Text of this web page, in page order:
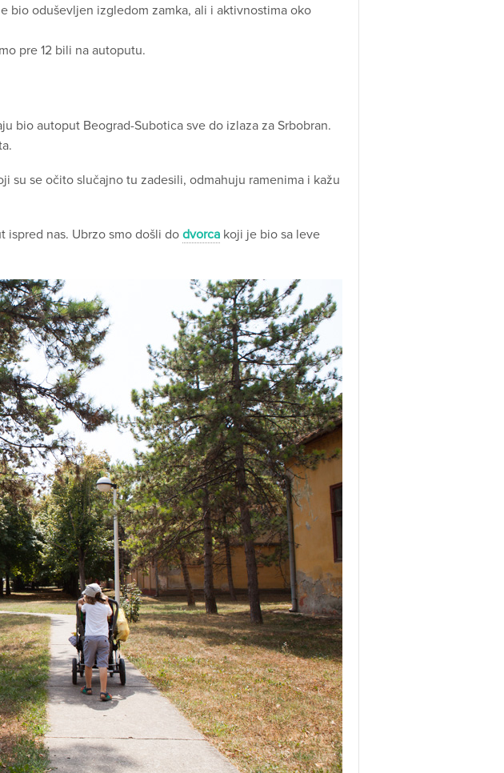
bio oduševljen izgledom zamka, ali i aktivnostima oko
pre 12 bili na autoputu.
bio autoput Beograd-Subotica sve do izlaza za Srbobran.
su se očito slučajno tu zadesili, odmahuju ramenima i kažu
ispred nas. Ubrzo smo došli do dvorca koji je bio sa leve